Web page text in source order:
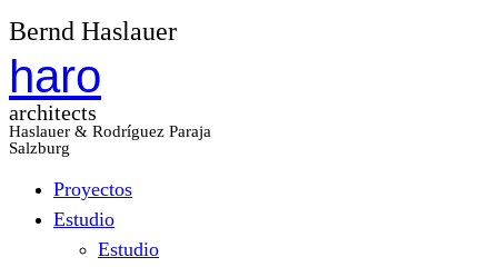
Bernd Haslauer
haro
architects
Haslauer & Rodríguez Paraja
Salzburg
Proyectos
Estudio
Estudio